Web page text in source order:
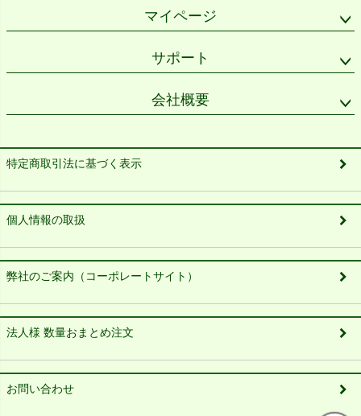
マイページ
サポート
会社概要
特定商取引法に基づく表示
個人情報の取扱
弊社のご案内（コーポレートサイト）
法人様 数量おまとめ注文
お問い合わせ